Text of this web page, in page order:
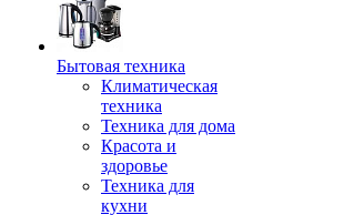
Бытовая техника
Климатическая
техника
Техника для дома
Красота и
здоровье
Техника для
кухни